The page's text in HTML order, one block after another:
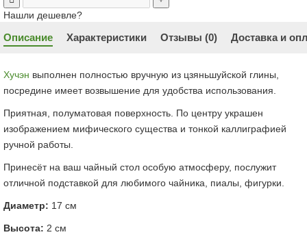
Нашли дешевле?
Описание Характеристики Отзывы (0) Доставка и
Хучэн выполнен полностью вручную из цзяньшуйской глины,
посредине имеет возвышение для удобства использования.
Приятная, полуматовая поверхность. По центру украшен
изображением мифического существа и тонкой каллиграфией
ручной работы.
Принесёт на ваш чайный стол особую атмосферу, послужит
отличной подставкой для любимого чайника, пиалы, фигурки.
Диаметр: 17 см
Высота: 2 см